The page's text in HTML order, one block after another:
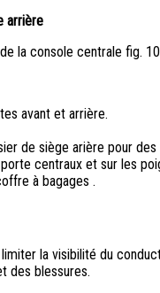
arrière
la console centrale fig.
avant et arrière.
de siège arière pour
centraux et sur les
à bagages .
la visibilité du
des blessures.